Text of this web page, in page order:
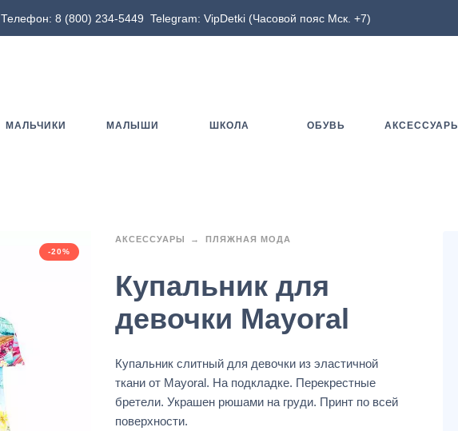
Телефон: 8 (800) 234-5449 Telegram: VipDetki (Часовой пояс Мск. +7)
МАЛЬЧИКИ МАЛЫШИ ШКОЛА ОБУВЬ АКСЕССУАРЫ
-20%
АКСЕССУАРЫ ПЛЯЖНАЯ МОДА
Купальник для
девочки Mayoral
Купальник слитный для девочки из эластичной
ткани от Mayoral. На подкладке. Перекрестные
бретели. Украшен рюшами на груди. Принт по всей
поверхности.